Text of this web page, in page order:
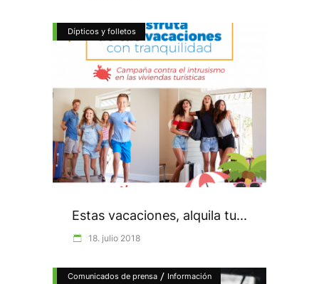
Dípticos y folletos
Estas vacaciones, alquila tu...
18. julio 2018
Comunicados de prensa / Información